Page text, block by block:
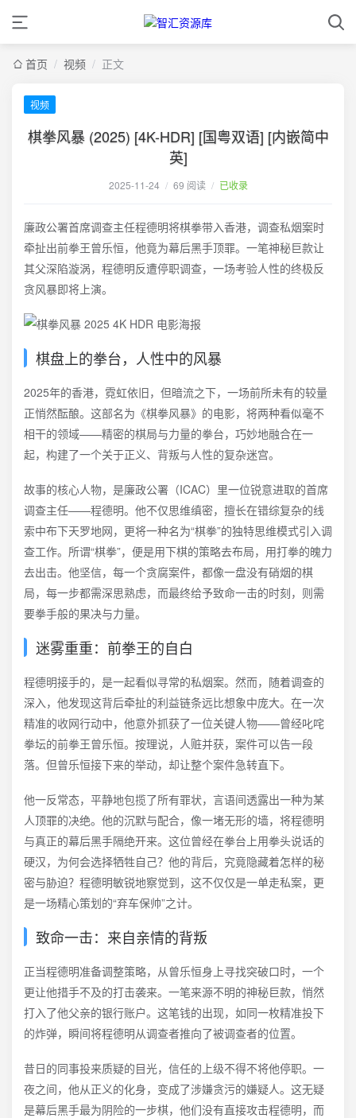
首页 / 视频 / 正文
视频
棋拳风暴 (2025) [4K-HDR] [国粤双语] [内嵌简中
英]
2025-11-24 / 69 阅读 / 已收录
廉政公署首席调查主任程德明将棋拳带入香港，调查私烟案时
牵扯出前拳王曾乐恒，他竟为幕后黑手顶罪。一笔神秘巨款让
其父深陷漩涡，程德明反遭停职调查，一场考验人性的终极反
贪风暴即将上演。
棋盘上的拳台，人性中的风暴
2025年的香港，霓虹依旧，但暗流之下，一场前所未有的较量
正悄然酝酿。这部名为《棋拳风暴》的电影，将两种看似毫不
相干的领域——精密的棋局与力量的拳台，巧妙地融合在一
起，构建了一个关于正义、背叛与人性的复杂迷宫。
故事的核心人物，是廉政公署（ICAC）里一位锐意进取的首席
调查主任——程德明。他不仅思维缜密，擅长在错综复杂的线
索中布下天罗地网，更将一种名为“棋拳”的独特思维模式引入调
查工作。所谓“棋拳”，便是用下棋的策略去布局，用打拳的魄力
去出击。他坚信，每一个贪腐案件，都像一盘没有硝烟的棋
局，每一步都需深思熟虑，而最终给予致命一击的时刻，则需
要拳手般的果决与力量。
迷雾重重：前拳王的自白
程德明接手的，是一起看似寻常的私烟案。然而，随着调查的
深入，他发现这背后牵扯的利益链条远比想象中庞大。在一次
精准的收网行动中，他意外抓获了一位关键人物——曾经叱咤
拳坛的前拳王曾乐恒。按理说，人赃并获，案件可以告一段
落。但曾乐恒接下来的举动，却让整个案件急转直下。
他一反常态，平静地包揽了所有罪状，言语间透露出一种为某
人顶罪的决绝。他的沉默与配合，像一堵无形的墙，将程德明
与真正的幕后黑手隔绝开来。这位曾经在拳台上用拳头说话的
硬汉，为何会选择牺牲自己？他的背后，究竟隐藏着怎样的秘
密与胁迫？程德明敏锐地察觉到，这不仅仅是一单走私案，更
是一场精心策划的“弃车保帅”之计。
致命一击：来自亲情的背叛
正当程德明准备调整策略，从曾乐恒身上寻找突破口时，一个
更让他措手不及的打击袭来。一笔来源不明的神秘巨款，悄然
打入了他父亲的银行账户。这笔钱的出现，如同一枚精准投下
的炸弹，瞬间将程德明从调查者推向了被调查者的位置。
昔日的同事投来质疑的目光，信任的上级不得不将他停职。一
夜之间，他从正义的化身，变成了涉嫌贪污的嫌疑人。这无疑
是幕后黑手最为阴险的一步棋，他们没有直接攻击程德明，而